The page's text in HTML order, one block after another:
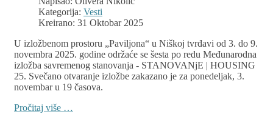
Kategorija: Vesti
Kreirano: 31 Oktobar 2025
U izložbenom prostoru „Paviljona“ u Niškoj tvrđavi od 3. do 9.
novembra 2025. godine održaće se šesta po redu Međunarodna
izložba savremenog stanovanja - STANOVANjE | HOUSING
25. Svečano otvaranje izložbe zakazano je za ponedeljak, 3.
novembar u 19 časova.
Pročitaj više …